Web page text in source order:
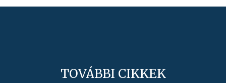
TOVÁBBI CIKKEK